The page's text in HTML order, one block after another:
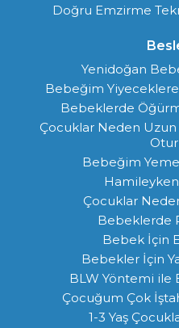
Doğru Emzirme
Yenidoğan
Bebeğim
Bebeklerde
Çocuklar Neden Uzun
Bebeğim
Çocuklar
Bebeklerde
Bebek İçin
Bebekler İçin
BLW Yöntemi ile
Çocuğum Çok
1-3 Yaş